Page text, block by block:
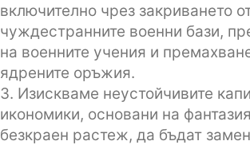
включително чрез закриването
чуждестранните военни бази,
на военните учения и
ядрените оръжия.
3. Изискваме неустойчивите
икономики, основани на
безкраен растеж, да бъдат